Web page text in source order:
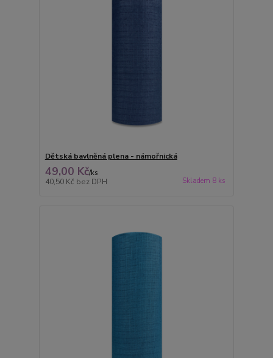
Dětská bavlněná plena - námořnická
49,00 Kč/ks
40,50 Kč bez DPH Skladem 8 ks